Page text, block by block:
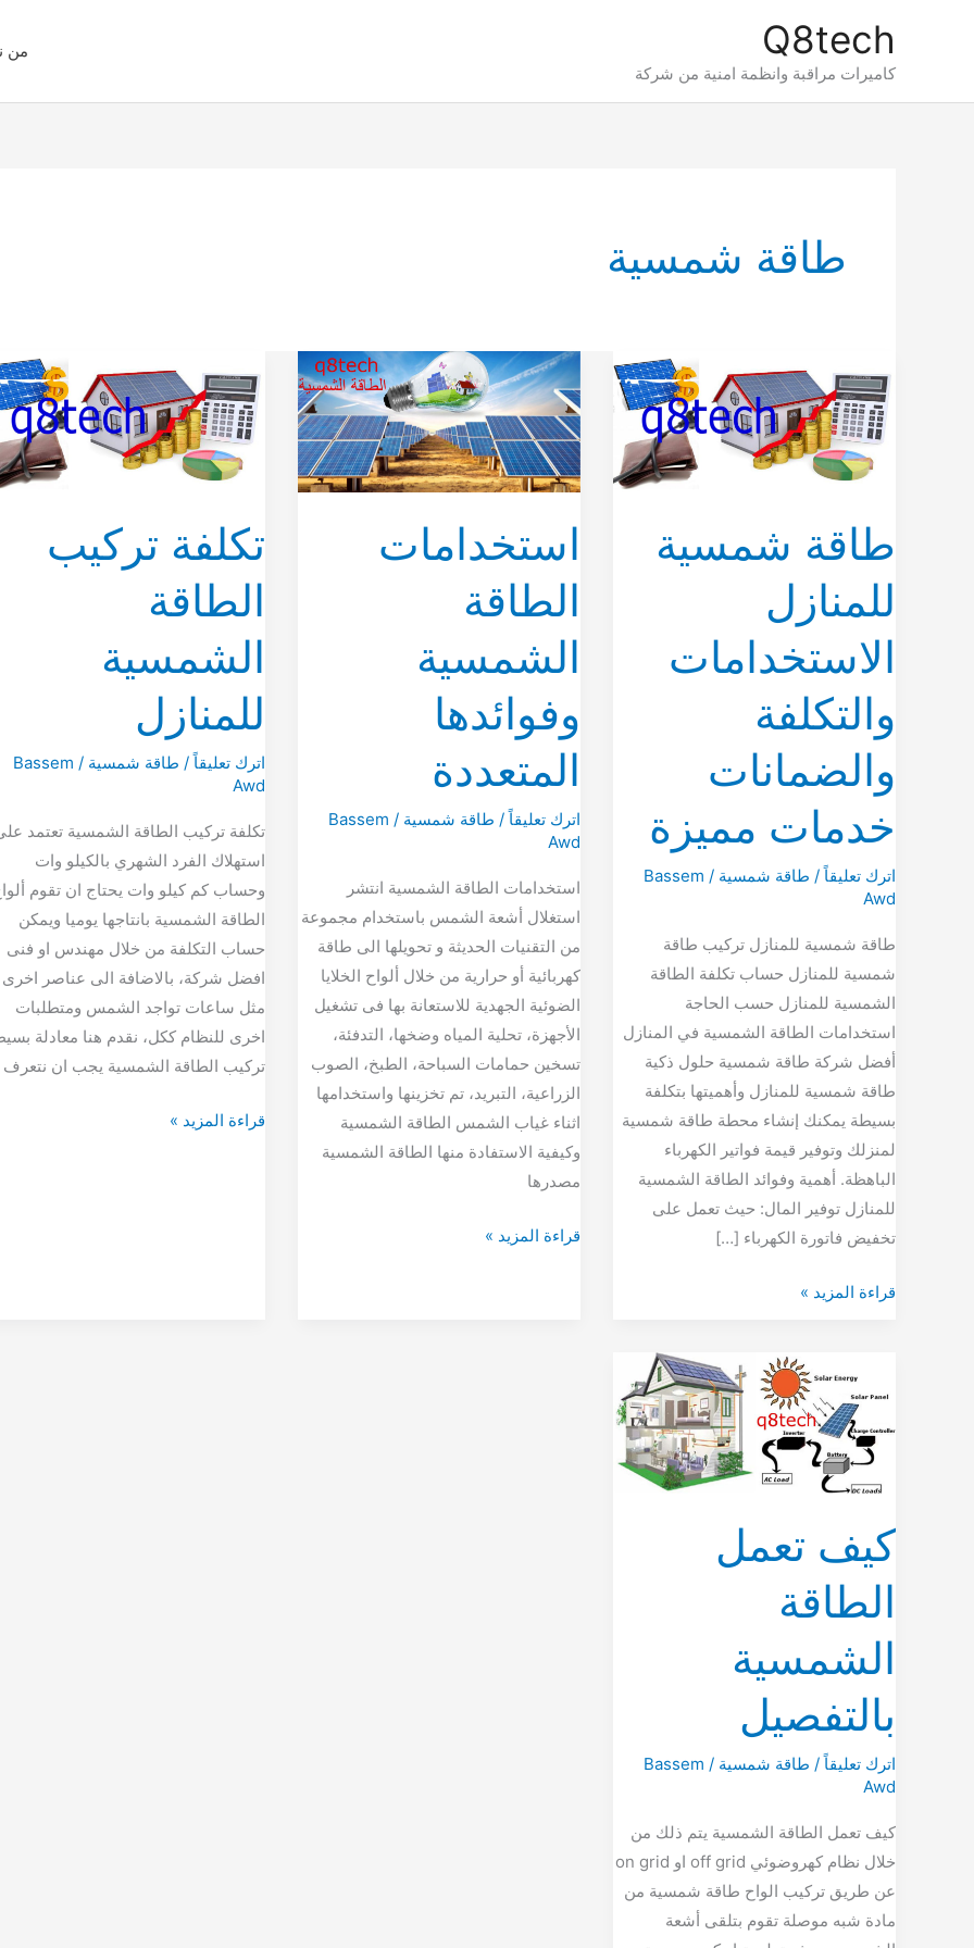
Q8tech
كاميرات مراقبة وانظمة امنية من شركة
من
طاقة شمسية
طاقة شمسية
للمنازل
الاستخدامات
والتكلفة
والضمانات
خدمات مميزة
اترك تعليقاً / طاقة شمسية /
Bassem
Awd
طاقة شمسية للمنازل تركيب طاقة
شمسية للمنازل حساب تكلفة الطاقة
الشمسية للمنازل حسب الحاجة
استخدامات الطاقة الشمسية في المنازل
أفضل شركة طاقة شمسية حلول ذكية
طاقة شمسية للمنازل وأهميتها بتكلفة
بسيطة يمكنك إنشاء محطة طاقة شمسية
لمنزلك وتوفير قيمة فواتير الكهرباء
الباهظة. أهمية وفوائد الطاقة الشمسية
للمنازل توفير المال: حيث تعمل على
تخفيض فاتورة الكهرباء […]
شمسية
للمنازل
الاستخدامات
والتكلفة
خدمات
قراءة المزيد »
استخدامات
الطاقة
الشمسية
وفوائدها
المتعددة
اترك تعليقاً / طاقة شمسية /
Bassem
Awd
استخدامات الطاقة الشمسية انتشر
استغلال أشعة الشمس باستخدام مجموعة
من التقنيات الحديثة و تحويلها الى طاقة
كهربائية أو حرارية من خلال ألواح الخلايا
الضوئية الجهدية للاستعانة بها فى تشغيل
الأجهزة، تحلية المياه وضخها، التدفئة،
تسخين حمامات السباحة، الطبخ، الصوب
الزراعية، التبريد، تم تخزينها واستخدامها
اثناء غياب الشمس الطاقة الشمسية
وكيفية الاستفادة منها الطاقة الشمسية
مصدرها
استخدامات
الطاقة
الشمسية
وفوائدها
المتعددة
قراءة المزيد »
تكلفة تركيب
الطاقة
الشمسية
للمنازل
اترك تعليقاً / طاقة شمسية /
Bassem
Awd
تكلفة تركيب الطاقة الشمسية تعتمد
استهلاك الفرد الشهري بالكيلو وات
وحساب كم كيلو وات يحتاج ان تقوم
الطاقة الشمسية بانتاجها يوميا ويمكن
حساب التكلفة من خلال مهندس او فنى
افضل شركة، بالاضافة الى عناصر اخرى
مثل ساعات تواجد الشمس ومتطلبات
اخرى للنظام ككل، نقدم هنا معادلة
تركيب الطاقة الشمسية يجب ان نتعرف
تركيب
الطاقة
الشمسية
للمنازل
قراءة المزيد »
كيف تعمل
الطاقة
الشمسية
بالتفصيل
اترك تعليقاً / طاقة شمسية /
Bassem
Awd
كيف تعمل الطاقة الشمسية يتم ذلك من
خلال نظام كهروضوئي off grid او on grid
عن طريق تركيب الواح طاقة شمسية من
مادة شبه موصلة تقوم بتلقى أشعة
تعمل
الطاقة
الشمسية
بالتفصيل